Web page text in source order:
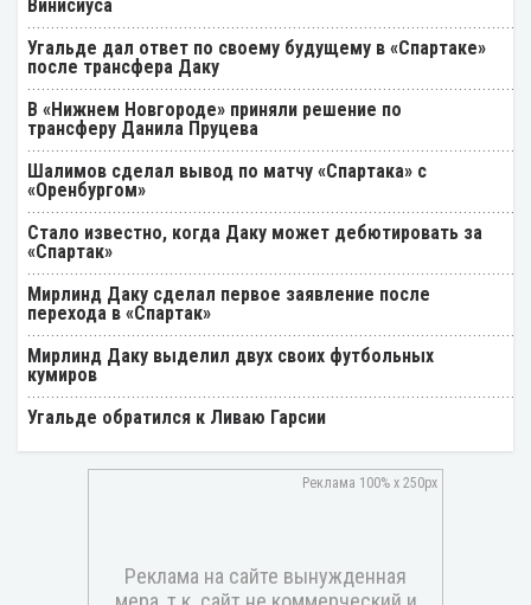
Винисиуса
Угальде дал ответ по своему будущему в «Спартаке»
после трансфера Даку
В «Нижнем Новгороде» приняли решение по
трансферу Данила Пруцева
Шалимов сделал вывод по матчу «Спартака» с
«Оренбургом»
Стало известно, когда Даку может дебютировать за
«Спартак»
Мирлинд Даку сделал первое заявление после
перехода в «Спартак»
Мирлинд Даку выделил двух своих футбольных
кумиров
Угальде обратился к Ливаю Гарсии